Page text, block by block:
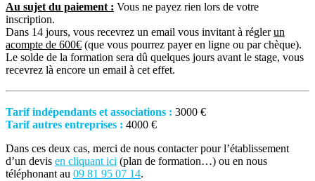
Au sujet du paiement : Vous ne payez rien lors de votre
inscription.
Dans 14 jours, vous recevrez un email vous invitant à régler un
acompte de 600€ (que vous pourrez payer en ligne ou par chèque).
Le solde de la formation sera dû quelques jours avant le stage, vous
recevrez là encore un email à cet effet.
Tarif indépendants et associations : 3000 €
Tarif autres entreprises : 4000 €
Dans ces deux cas, merci de nous contacter pour l’établissement
d’un devis en cliquant ici (plan de formation…) ou en nous
téléphonant au 09 81 95 07 14.